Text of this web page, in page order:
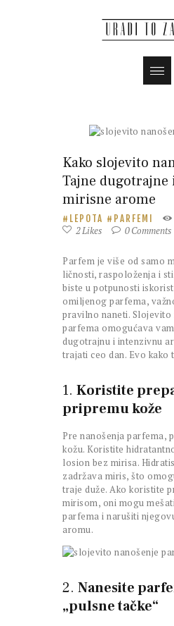
Kako slojevito
Tajne
mirisne arome
LEPOTA PARFEMI
2Likes 0Comments
Parfem je više od samo
ličnosti, raspoloženja i
biste u potpunosti
omiljenog parfema,
pravilno naneti. Slojevito
parfema omogućava
dugotrajnu i intenzivnu
trajati ceo dan. Evo kako
1. Koristite
pripremu kože
Pre nanošenja parfema,
kožu. Koristite
losion bez mirisa.
zadržava miris, što
traje duže. Ako koristite
mirisom, oni mogu
parfema i narušiti
aromu.
2. Nanesite
„pulsne tačke“